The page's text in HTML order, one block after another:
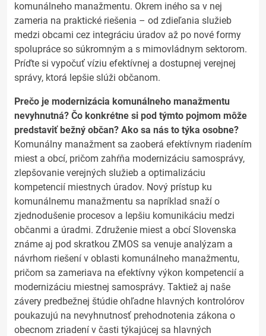
komunálneho manažmentu. Okrem iného sa v nej
zameria na praktické riešenia – od zdieľania služieb
medzi obcami cez integráciu úradov až po nové formy
spolupráce so súkromným a s mimovládnym sektorom.
Príďte si vypočuť víziu efektívnej a dostupnej verejnej
správy, ktorá lepšie slúži občanom.
Prečo je modernizácia komunálneho manažmentu
nevyhnutná? Čo konkrétne si pod týmto pojmom môže
predstaviť bežný občan? Ako sa nás to týka osobne?
Komunálny manažment sa zaoberá efektívnym riadením
miest a obcí, pričom zahŕňa modernizáciu samosprávy,
zlepšovanie verejných služieb a optimalizáciu
kompetencií miestnych úradov. Nový prístup ku
komunálnemu manažmentu sa napríklad snaží o
zjednodušenie procesov a lepšiu komunikáciu medzi
občanmi a úradmi. Združenie miest a obcí Slovenska
známe aj pod skratkou ZMOS sa venuje analýzam a
návrhom riešení v oblasti komunálneho manažmentu,
pričom sa zameriava na efektívny výkon kompetencií a
modernizáciu miestnej samosprávy. Taktiež aj naše
závery predbežnej štúdie ohľadne hlavných kontrolórov
poukazujú na nevyhnutnosť prehodnotenia zákona o
obecnom zriadení v časti týkajúcej sa hlavných